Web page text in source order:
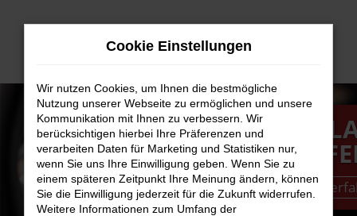
Zum
TESLA
VERKAUFEN
Jetzt mehr erfahren Jetzt mehr
Cookie Einstellungen
Wir nutzen Cookies, um Ihnen die bestmögliche
Nutzung unserer Webseite zu ermöglichen und unsere
Kommunikation mit Ihnen zu verbessern. Wir
berücksichtigen hierbei Ihre Präferenzen und
verarbeiten Daten für Marketing und Statistiken nur,
wenn Sie uns Ihre Einwilligung geben. Wenn Sie zu
einem späteren Zeitpunkt Ihre Meinung ändern, können
Sie die Einwilligung jederzeit für die Zukunft widerrufen.
Weitere Informationen zum Umfang der